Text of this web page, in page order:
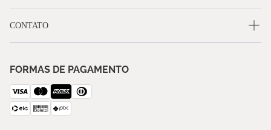
CONTATO
FORMAS DE PAGAMENTO